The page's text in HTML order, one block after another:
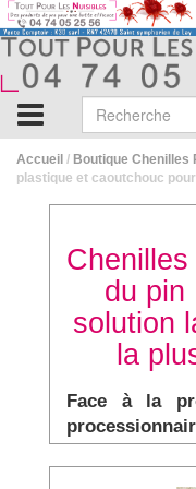
Accueil / Boutique Chenilles
plastique et caoutchouc
du pin
solution
la
Face à la
s’impose